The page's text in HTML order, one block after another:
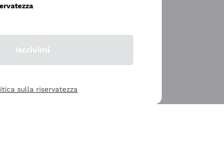
Iscrivimi
sulla riservatezza